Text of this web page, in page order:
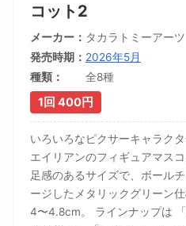
コット2
メーカー
タカラトミーアーツ
発売時期
2026年5月
種類
全8種
1回 400円
いろいろなピクサーキャラク
エイリアンのフィギュアマス
足感のあるサイズで、ボール
ージしたメタリックグリーン
4〜4.8cm。 ラインナップは